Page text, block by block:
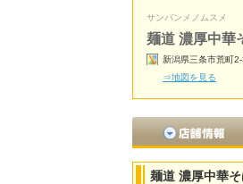
サンバンメノムスメ
麺道 濃厚中華
新潟県三条市荒町
⇒地図を見る
麺道 濃厚中華